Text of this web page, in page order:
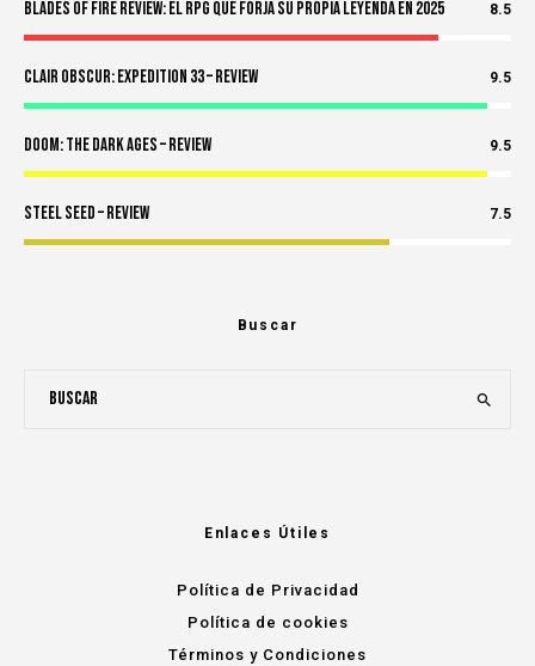
Blades of Fire Review: El RPG Que Forja Su Propia Leyenda en 2025 8.5
Clair Obscur: Expedition 33 – Review 9.5
Doom: The Dark Ages – Review 9.5
Steel Seed – Review 7.5
Buscar
Enlaces Útiles
Política de Privacidad
Política de cookies
Términos y Condiciones